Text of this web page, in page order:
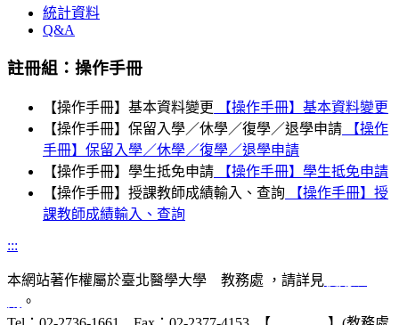
統計資料
Q&A
註冊組：操作手冊
【操作手冊】基本資料變更
【操作手冊】基本資料變更
【操作手冊】保留入學／休學／復學／退學申請 【操作
手冊】保留入學／休學／復學／退學申請
【操作手冊】學生抵免申請 【操作手冊】學生抵免申請
【操作手冊】授課教師成績輸入、查詢 【操作手冊】授
課教師成績輸入、查詢
:::
本網站著作權屬於臺北醫學大學 教務處 ，請詳見
。